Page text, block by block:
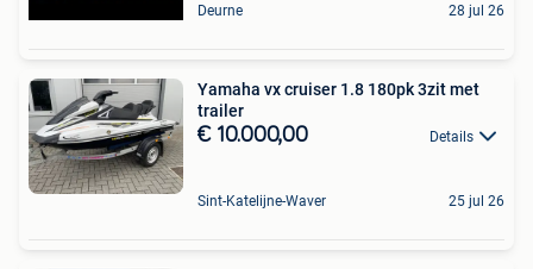
Deurne 28 jul 26
Yamaha vx cruiser 1.8 180pk 3zit met
trailer
€ 10.000,00 Details
Sint-Katelijne-Waver 25 jul 26